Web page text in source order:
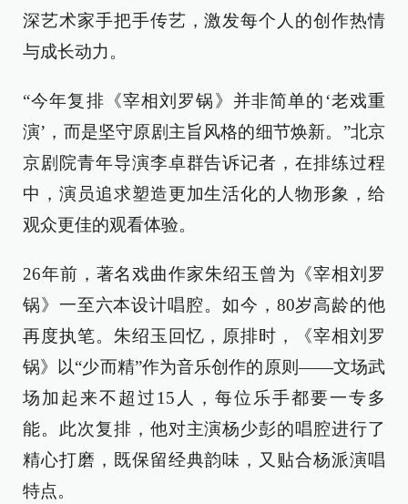
深艺术家手把手传艺，激发每个人的创作热情
与成长动力。
“今年复排《宰相刘罗锅》并非简单的‘老戏重
演’，而是坚守原剧主旨风格的细节焕新。”北京
京剧院青年导演李卓群告诉记者，在排练过程
中，演员追求塑造更加生活化的人物形象，给
观众更佳的观看体验。
26年前，著名戏曲作家朱绍玉曾为《宰相刘罗
锅》一至六本设计唱腔。如今，80岁高龄的他
再度执笔。朱绍玉回忆，原排时，《宰相刘罗
锅》以“少而精”作为音乐创作的原则——文场武
场加起来不超过15人，每位乐手都要一专多
能。此次复排，他对主演杨少彭的唱腔进行了
精心打磨，既保留经典韵味，又贴合杨派演唱
特点。